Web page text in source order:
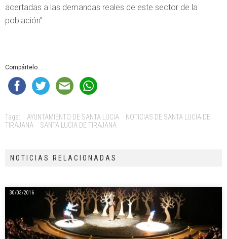
acertadas a las demandas reales de este sector de la
población”.
Compártelo ...
Tags: AYUNTAMIENTO DE SANTA LUCIA
NOTICIAS DE SANTA LUCIA DE
TIRAJANA
SANTA LUCIA DE TIRAJANA
NOTICIAS RELACIONADAS
30/03/2016